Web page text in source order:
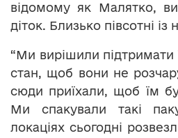
відомому як Малятко,
діток. Близько півсотні із
“Ми вирішили підтримати
стан, щоб вони не
сюди приїхали, щоб їм
Ми спакували такі
локаціях сьогодні